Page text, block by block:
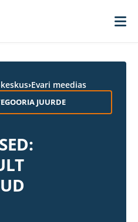
›Evari meedias
JUURDE